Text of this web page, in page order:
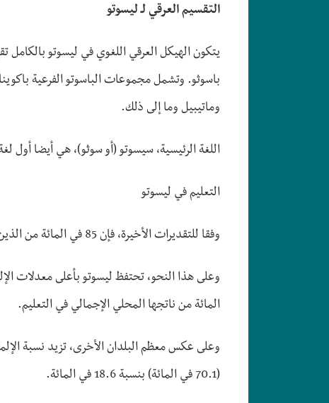
التقسيم العرقي لـ ليسوتو
باسوثو. وتشمل مجموعات الباسوتو الفرعية
وماتيبيل وما إلى ذلك.
اللغة الرئيسية، سيسوتو (أو سوثو)، هي أيضا
التعليم في ليسوتو
وفقا للتقديرات الأخيرة، فإن 85 في المائة من الذين تزيد أعمارهم عن 14 سنة يتعلمون القراءة والكتابة.
المائة من ناتجها المحلي الإجمالي في التعليم.
(70.1 في المائة) بنسبة 18.6 في المائة.